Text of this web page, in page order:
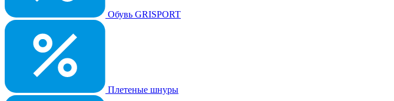
Обувь GRISPORT
Плетеные шнуры